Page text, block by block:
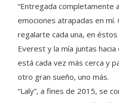
“Entregada completamente
emociones atrapadas en mí.
regalarte cada una, en
Everest y la mía juntas
está cada vez más cerca y
otro gran sueño, uno más.
“Laly”, a fines de 2015, se